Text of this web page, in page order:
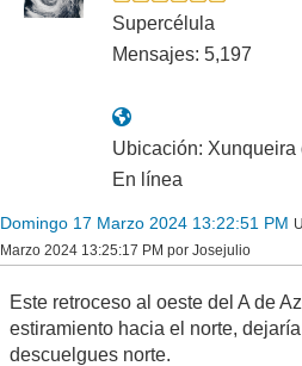
Supercélula
Mensajes: 5,197
Ubicación: Xunqueira
En línea
Domingo 17 Marzo 2024 13:22:51 PM
Marzo 2024 13:25:17 PM por Josejulio
Este retroceso al oeste del A de
estiramiento hacia el norte,
descuelgues norte.